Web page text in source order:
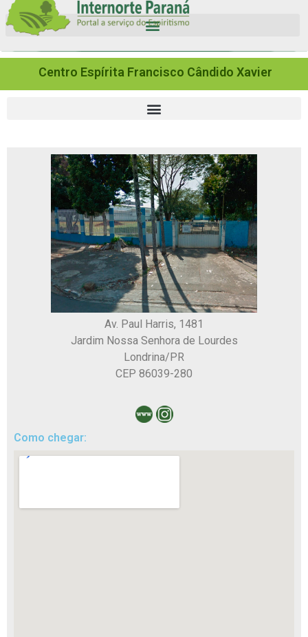
Centro Espírita Francisco Cândido Xavier
Av. Paul Harris, 1481
Jardim Nossa Senhora de Lourdes
Londrina/PR
CEP 86039-280
Como chegar: